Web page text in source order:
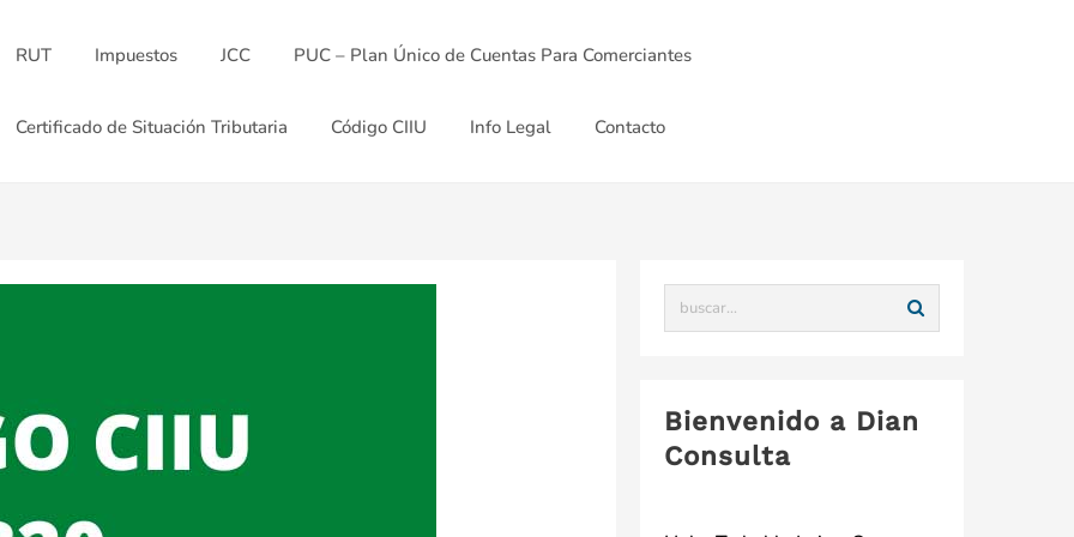
RUT Impuestos JCC PUC – Plan Único de Cuentas Para Comerciantes
Certificado de Situación Tributaria Código CIIU Info Legal Contacto
Bienvenido a Dian
Consulta